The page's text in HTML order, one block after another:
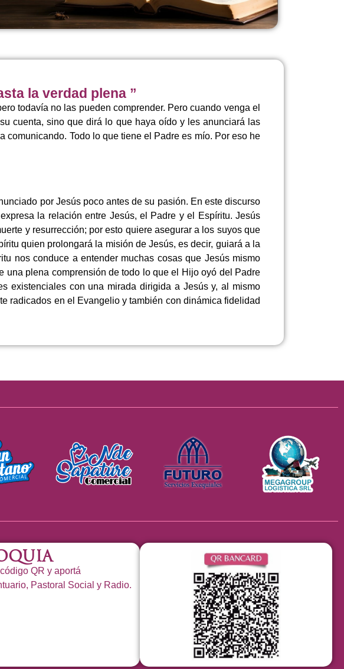
la verdad plena ”
todavía no las pueden comprender. Pero cuando venga el
cuenta, sino que dirá lo que haya oído y les anunciará las
comunicando. Todo lo que tiene el Padre es mío. Por eso he
por Jesús poco antes de su pasión. En este discurso
la relación entre Jesús, el Padre y el Espíritu. Jesús
y resurrección; por esto quiere asegurar a los suyos que
quien prolongará la misión de Jesús, es decir, guiará a la
nos conduce a entender muchas cosas que Jesús mismo
una plena comprensión de todo lo que el Hijo oyó del Padre
existenciales con una mirada dirigida a Jesús y, al mismo
radicados en el Evangelio y también con dinámica fidelidad
QR y aportá
Pastoral Social y Radio.